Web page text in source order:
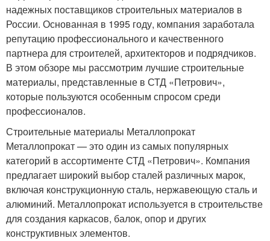
надежных поставщиков строительных материалов в
России. Основанная в 1995 году, компания заработала
репутацию профессионального и качественного
партнера для строителей, архитекторов и подрядчиков.
В этом обзоре мы рассмотрим лучшие строительные
материалы, представленные в СТД «Петрович»,
которые пользуются особенным спросом среди
профессионалов.
Строительные материалы Металлопрокат
Металлопрокат — это один из самых популярных
категорий в ассортименте СТД «Петрович». Компания
предлагает широкий выбор сталей различных марок,
включая конструкционную сталь, нержавеющую сталь и
алюминий. Металлопрокат используется в строительстве
для создания каркасов, балок, опор и других
конструктивных элементов.